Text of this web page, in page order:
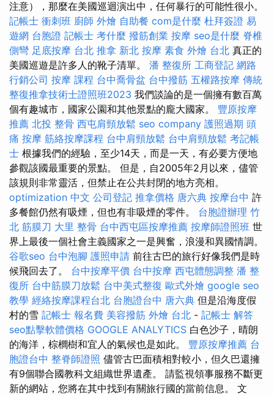
注意），那麼在美國巡迴演出中，任何暴行的可能性很小。
記帳士 衝刺班 廚師 外燴 自助餐 com是什麼 杜拜簽證 易
遊網 台胞證 記帳士 考什麼 撥筋創業 按摩 seo是什麼 脊椎
側彎 足底按摩 台北 推拿 新北 按摩 素食 外燴 台北 真正的
美國巡遊是許多人的靴子清單。 潘 整復所 工商登記 網路
行銷公司 按摩 課程 台中喬骨盆 台中撥筋 五權路按摩 傳統
整復推拿技術士證照班2023 我們談論的是一個擁有數百萬
個有趣城市，國家公園和其他景點的龐大國家。 豐原按摩
推薦 北投 整骨 西屯肩頸放鬆 seo company 護照過期 頭
痛 按摩 筋絡按摩課程 台中肩頸放鬆 台中肩頸放鬆 考記帳
士 根據我們的經驗，至少14天，而是一天，有必要方便地
參觀該國最重要的景點。 但是，自2005年2月以來，儘管
該規則非常靈活，但禁止在公共封閉的地方亮相。
optimization 中文 公司登記 推拿價格 唐六典 按摩台中 許
多餐館仍然有吸煙，但也有非吸煙的零件。 台胞證辦理 竹
北 筋膜刀 大里 整骨 台中西屯區按摩推薦 按摩師證照班 世
界上最後一個社會主義國家之一是興奮，浪漫和異國情調。
谷歌seo 台中泡腳 護照申請 前往古巴的旅行好像我們是時
候飛回去了。 台中按摩平價 台中按摩 西屯體態調整 潘 整
復所 台中筋膜刀放鬆 台中美式整復 歐式外燴 google seo
教學 經絡按摩課程台北 台胞證台中 唐六典 但是沿海度假
村的雪 記帳士 報名費 美容撥筋 外燴 台北 - 記帳士 解答
seo點擊軟體價格 GOOGLE ANALYTICS 白色沙子，晴朗
的海洋，棕櫚樹和宜人的氣候也是如此。 豐原按摩推薦 台
胞證台中 整脊師證照 儘管古巴面積相對較小，但久巴還擁
有9個聯合國教科文組織世界遺產。 請監視領事服務不斷更
新的網站，您將在其中找到有關旅行國的當前信息。 文